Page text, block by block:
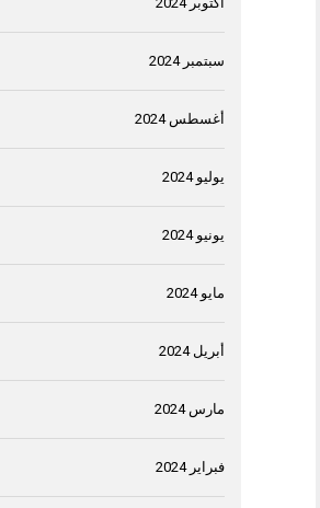
سبتمبر 2024
أغسطس 2024
يوليو 2024
يونيو 2024
مايو 2024
أبريل 2024
مارس 2024
فبراير 2024